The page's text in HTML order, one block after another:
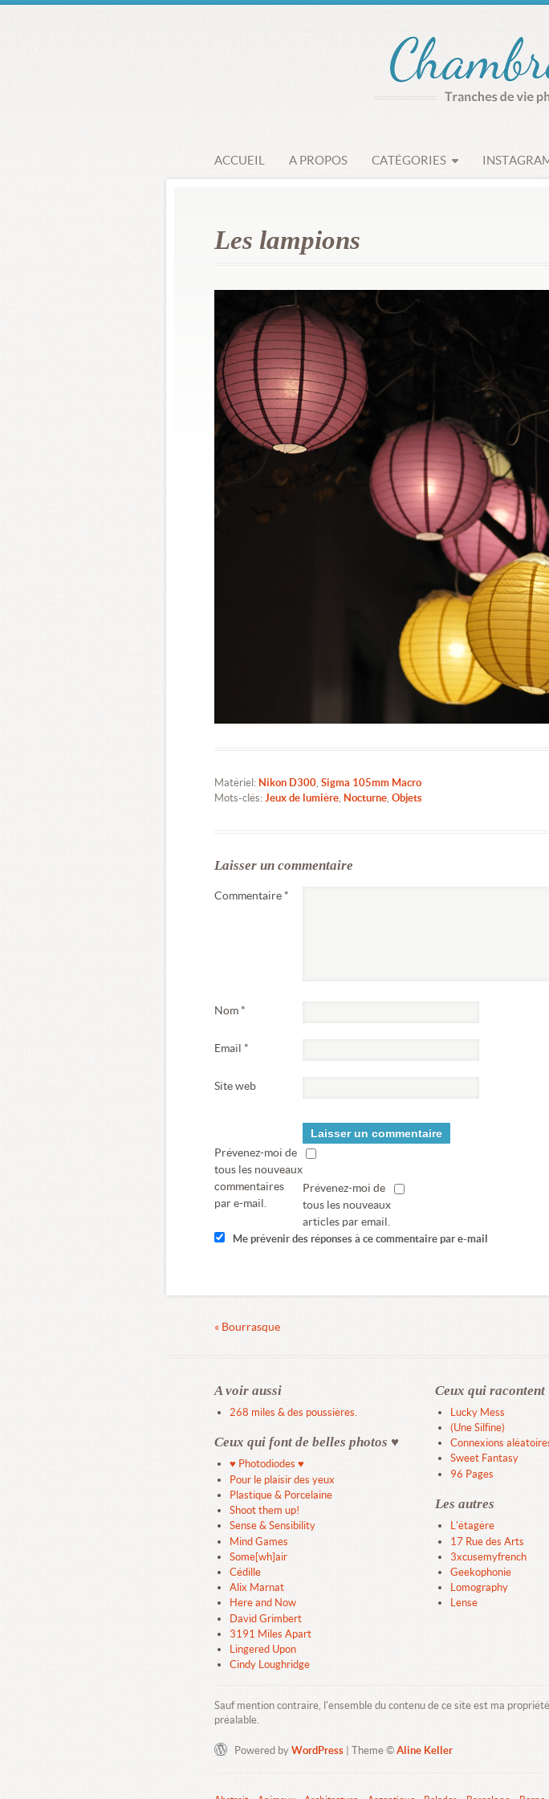
ACCUEIL A PROPOS CATÉGORIES
Les lampions
Matériel: Nikon D300 Sigma 105mm Macro
Mots-clés:Jeux de lumière, Nocturne, Objets
Laisser un commentaire
Commentaire*
Nom*
Email *
Site web
Prévenez-moi de
tous les nouveaux
commentaires
par e-mail.
Prévenez-moi de
tous les nouveaux
articles par email.
Me prévenir des réponses à ce commentaire par e-mail
« Bourrasque
A voir aussi
268 miles & des poussières.
Ceux qui font de belles photos ♥
♥ Photodiodes ♥
Pour le plaisir des yeux
Plastique & Porcelaine
Shoot them up!
Sense & Sensibility
Mind Games
Some[wh]air
Cédille
Alix Marnat
Here and Now
David Grimbert
3191 Miles Apart
Lingered Upon
Cindy Loughridge
Ceux qui racontent
Lucky Mess
(Une Silfine)
Connexions
Sweet Fantasy
96 Pages
Les autres
L'étagère
17 Rue des Arts
3xcusemyfrench
Geekophonie
Lomography
Lense
Sauf mention contraire, l'ensemble du contenu de ce site est ma
préalable.
Powered byWordPress | Theme ©Aline Keller